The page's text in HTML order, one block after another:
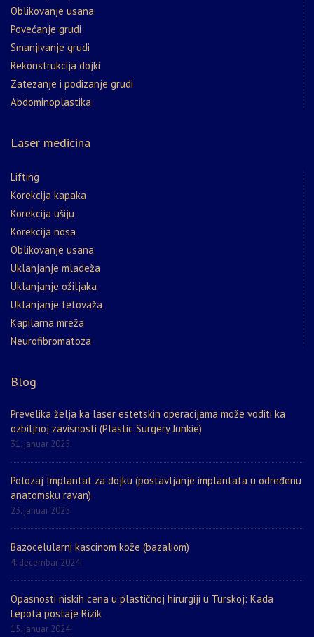
Oblikovanje usana
Povećanje grudi
Smanjivanje grudi
Rekonstrukcija dojki
Zatezanje i podizanje grudi
Abdominoplastika
Laser medicina
Lifting
Korekcija kapaka
Korekcija ušiju
Korekcija nosa
Oblikovanje usana
Uklanjanje mladeža
Uklanjanje ožiljaka
Uklanjanje tetovaža
Kapilarna mreža
Neurofibromatoza
Blog
Prevelika želja ka laser estetskin operacijama može voditi ka
ozbiljnoj zavisnosti (Plastic Surgery Junkie)
31. januar 2025.
Polozaj Implantat za dojku (postavljanje implantata u određenu
anatomsku ravan)
23. januar 2025.
Bazocelularni kascinom kože (bazaliom)
4. decembar 2024.
Opasnosti niskih cena u plastičnoj hirurgiji u Turskoj: Kada
Lepota postaje Rizik
15. januar 2024.